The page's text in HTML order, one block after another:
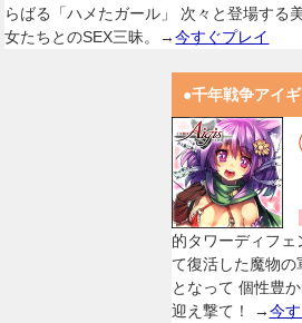
らばる「ハメたガール」 次々と登場する
女たちとのSEX三昧。→今すぐプレイ
●千年戦争アイ
的タワーディフェ
て復活した魔物
となって 個性豊
迎え撃て！ →今